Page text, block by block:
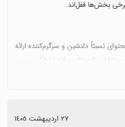
بخش‌ها قفل‌اند.
نسبتاً دلنشین و سرگرم‌کننده ارائه
بازی‌های ساده اما فکری.
را برخی کاربران به عنوان نکته
یا کمبود صدا گاهی به چشم می‌آید و
٢٧ اردیبهشت ١٤٠٥